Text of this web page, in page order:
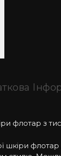
флотар з
шкіри